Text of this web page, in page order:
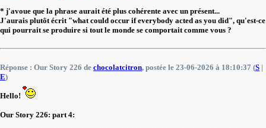
* j'avoue que la phrase aurait été plus cohérente avec un présent...
J'aurais plutôt écrit "what could occur if everybody acted as you did", qu'est-ce
qui pourrait se produire si tout le monde se comportait comme vous ?
Réponse : Our Story 226 de chocolatcitron, postée le 23-06-2026 à 18:10:37 (S |
E)
Hello!
Our Story 226: part 4: